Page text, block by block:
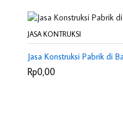
JASA KONTRUKSI
Jasa Konstruksi Pabrik di
Rp0,00